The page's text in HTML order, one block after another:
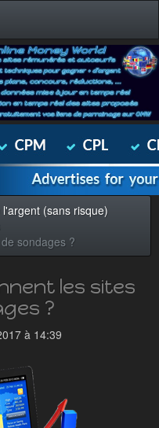
(sans risque)
sondages ?
les sites
?
à 14:39